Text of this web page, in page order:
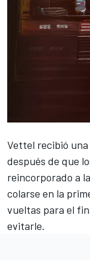
Vettel recibió una
después de que
reincorporado a
colarse en la
vueltas para el
evitarle.